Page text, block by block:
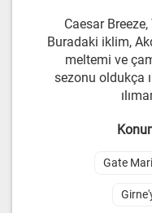
Caesar
Buradaki iklim,
meltemi ve
sezonu oldukça
Gate